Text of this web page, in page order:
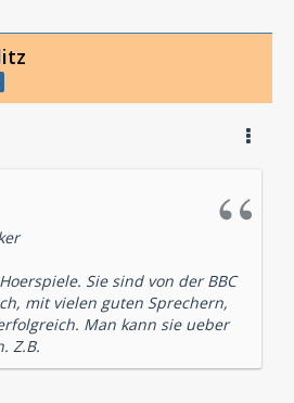
Sie sind von der BBC
mit vielen guten Sprechern,
Man kann sie ueber
Z.B.